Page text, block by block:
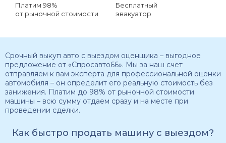
Платим 98%
от рыночной стоимости
Бесплатный
эвакуатор
Срочный выкуп авто с выездом оценщика – выгодное
предложение от «Спросавто66». Мы за наш счет
отправляем к вам эксперта для профессиональной оценки
автомобиля – он определит его реальную стоимость без
занижения. Платим до 98% от рыночной стоимости
машины – всю сумму отдаем сразу и на месте при
проведении сделки.
Как быстро продать машину с выездом?